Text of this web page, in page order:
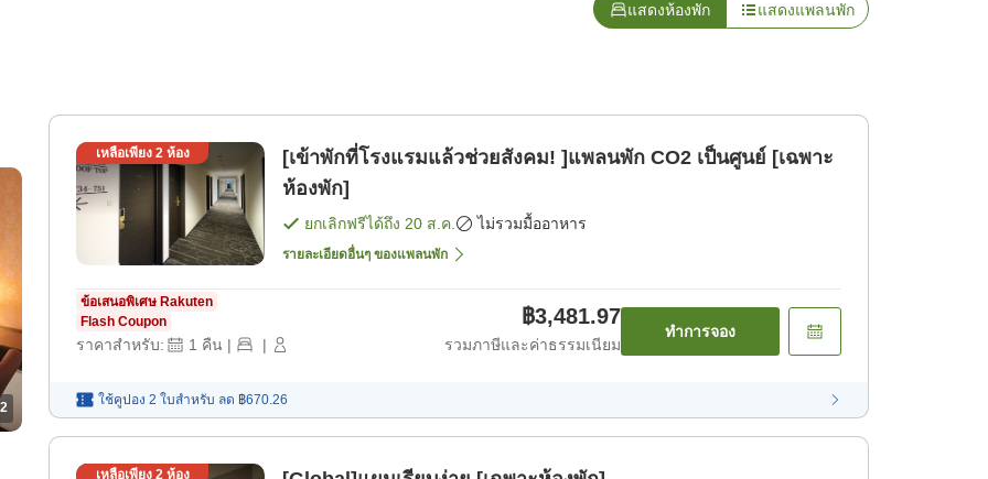
แสดงห้องพัก แสดงแพลนพัก
2
เหลือเพียง 2ห้อง
[เข้าพักที่โรงแรมแล้วช่วยสังคม! ]แพลนพัก CO2 เป็นศูนย์ [เฉพาะ
ห้องพัก]
ยกเลิกฟรีได้ถึง 20 ส.ค. ไม่รวมมื้ออาหาร
รายละเอียดอื่นๆ ของแพลนพัก
ข้อเสนอพิเศษ Rakuten
Flash Coupon
ราคาสำหรับ: 1 คืน | |
฿3,481.97
รวมภาษีและค่าธรรมเนียม
ทำการจอง
ใช้คูปอง 2 ใบสำหรับ ลด ฿670.26
เหลือเพียง 2ห้อง